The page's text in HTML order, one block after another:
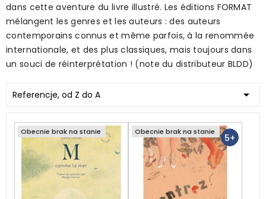
dans cette aventure du livre illustré. Les éditions FORMAT
mélangent les genres et les auteurs : des auteurs
contemporains connus et même parfois, à la renommée
internationale, et des plus classiques, mais toujours dans
un souci de réinterprétation ! (note du distributeur BLDD)
Referencje, od Z do A 
Obecnie brak na stanie
5+
Obecnie brak na stanie